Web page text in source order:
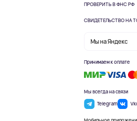
ПРОВЕРИТЬ В ФНС РФ
СВИДЕТЕЛЬСТВО НА
Мы на Яндекс
Принимаем к оплате
Мы всегда на связи
Telegram